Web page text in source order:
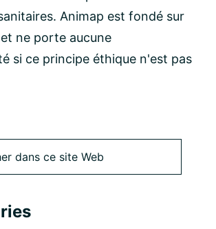
Animap est fondé sur
ne porte aucune
si ce principe éthique n'est pas